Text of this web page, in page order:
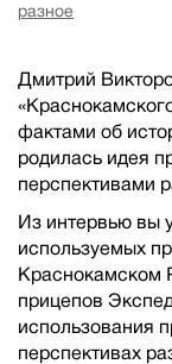
разное
Дмитрий
фактами об
родилась идея
перспективами
Из интервью вы
используемых
Краснокамском
прицепов
использования
перспективах